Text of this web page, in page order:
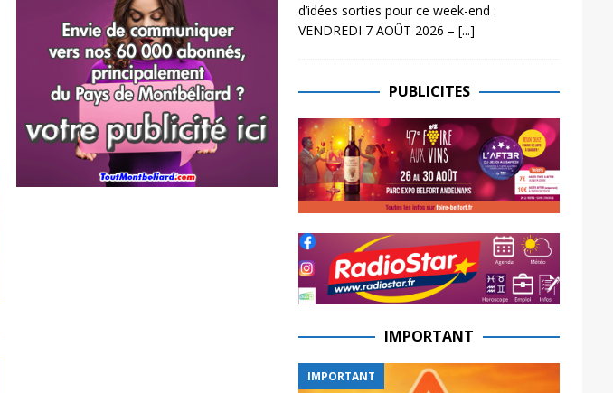
d’idées sorties pour ce week-end :
VENDREDI 7 AOÛT 2026 – [...]
PUBLICITES
IMPORTANT
IMPORTANT